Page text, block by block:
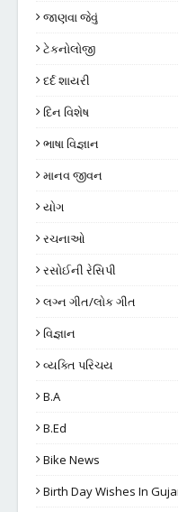
જાણવા જેવું
ટેકનોલોજી
દર્દ શાયરી
દિન વિશેષ
ભાષા વિજ્ઞાન
માનવ જીવન
યોગ
રચનાઓ
રસોઈની રેસિપી
લગ્ન ગીત/લોક ગીત
વિજ્ઞાન
વ્યક્તિ પરિચય
B.A
B.Ed
Bike News
Birth Day Wishes In